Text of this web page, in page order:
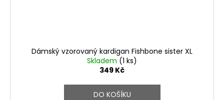
Dámský vzorovaný kardigan Fishbone sister XL
Skladem (1 ks)
349 Kč
DO KOŠÍKU